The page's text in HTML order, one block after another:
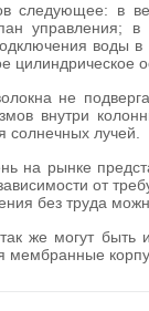
следующее: в
управления;
воды в
цилиндрическое
не
внутри
солнечных лучей.
на рынке
от
без труда
же могут
мембранные